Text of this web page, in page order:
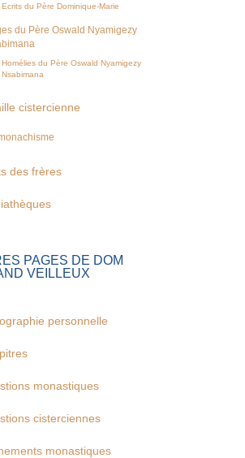
Ecrits du Père Dominique-Marie
du Père Oswald Nyamigezy
Homélies du Père Oswald Nyamigezy
Nsabimana
cistercienne
des frères
PAGES DE DOM
VEILLEUX
personnelle
monastiques
cisterciennes
monastiques